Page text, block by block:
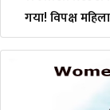
गया! विपक्ष